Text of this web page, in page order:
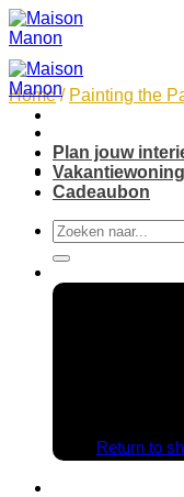
Skip
to
content
Plan jouw
Cadeaubon
Search
for:
Return to
Home / Painting the